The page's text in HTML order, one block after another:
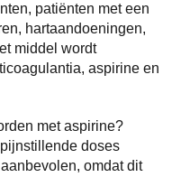
patiënten met een
hartaandoeningen,
middel wordt
aspirine en
met aspirine?
doses
omdat dit